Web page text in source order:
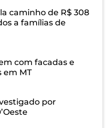
caminho de R$ 308
a famílias de
com facadas e
em MT
por